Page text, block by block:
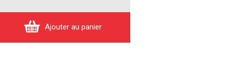
Ajouter au panier